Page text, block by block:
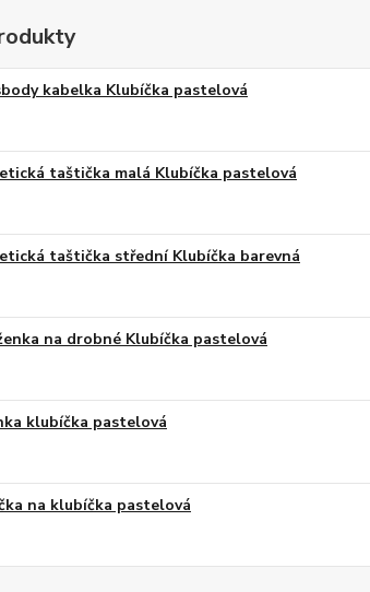
kabelka Klubíčka pastelová
taštička malá Klubíčka pastelová
taštička střední Klubíčka barevná
na drobné Klubíčka pastelová
klubíčka pastelová
na klubíčka pastelová